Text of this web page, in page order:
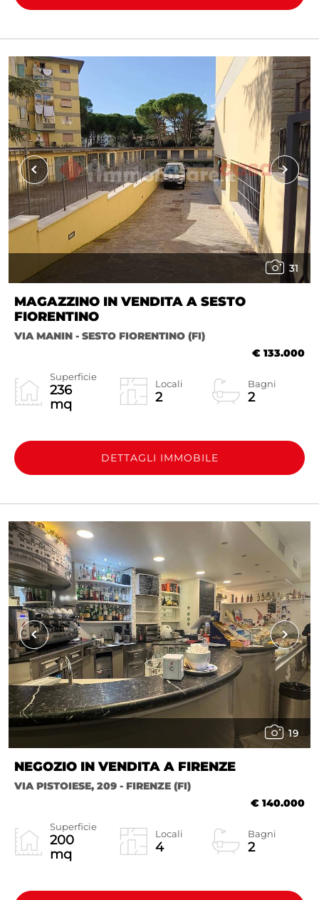
31
MAGAZZINO IN VENDITA A SESTO
FIORENTINO
VIA MANIN - SESTO FIORENTINO (FI)
€ 133.000
Superficie
236
mq
Locali
2
Bagni
2
DETTAGLI IMMOBILE
19
NEGOZIO IN VENDITA A FIRENZE
VIA PISTOIESE, 209 - FIRENZE (FI)
€ 140.000
Superficie
200
mq
Locali
4
Bagni
2